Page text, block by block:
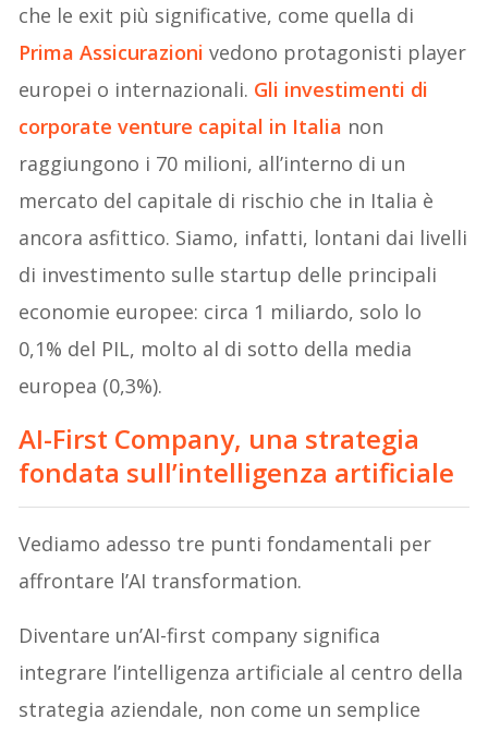
che le exit più significative, come quella di
Prima Assicurazioni vedono protagonisti player
europei o internazionali. Gli investimenti di
corporate venture capital in Italia non
raggiungono i 70 milioni, all’interno di un
mercato del capitale di rischio che in Italia è
ancora asfittico. Siamo, infatti, lontani dai livelli
di investimento sulle startup delle principali
economie europee: circa 1 miliardo, solo lo
0,1% del PIL, molto al di sotto della media
europea (0,3%).
AI-First Company, una strategia
fondata sull’intelligenza artificiale
Vediamo adesso tre punti fondamentali per
affrontare l’AI transformation.
Diventare un’AI-first company significa
integrare l’intelligenza artificiale al centro della
strategia aziendale, non come un semplice